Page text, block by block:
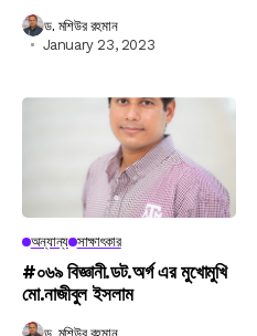
ড. মশিউর রহমান
January 23, 2023
অন্যান্য সাক্ষাৎকার
#০৬৯ বিজ্ঞানী.ডট.অর্গ এর মুখোমুখি
মো.নাজীবুল ইসলাম